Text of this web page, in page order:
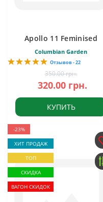
Apollo 11 Feminised
Columbian Garden
Отзывов - 22
350.00 грн.
320.00 грн.
КУПИТЬ
-23%
ХИТ ПРОДАЖ
ТОП
СКИДКА
ВАГОН СКИДОК